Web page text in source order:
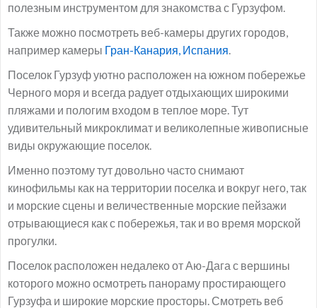
полезным инструментом для знакомства с Гурзуфом.
Также можно посмотреть веб-камеры других городов,
например камеры Гран-Канария, Испания.
Поселок Гурзуф уютно расположен на южном побережье
Черного моря и всегда радует отдыхающих широкими
пляжами и пологим входом в теплое море. Тут
удивительный микроклимат и великолепные живописные
виды окружающие поселок.
Именно поэтому тут довольно часто снимают
кинофильмы как на территории поселка и вокруг него, так
и морские сцены и величественные морские пейзажи
отрывающиеся как с побережья, так и во время морской
прогулки.
Поселок расположен недалеко от Аю-Дага с вершины
которого можно осмотреть панораму простирающего
Гурзуфа и широкие морские просторы. Смотреть веб